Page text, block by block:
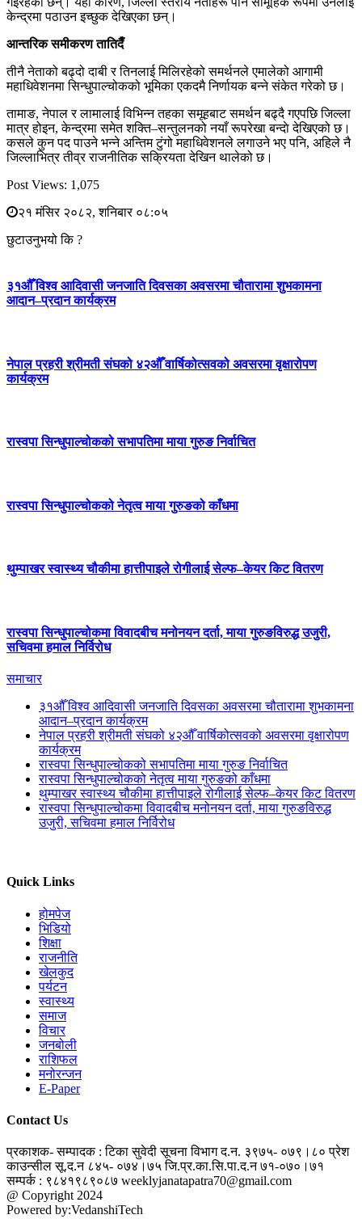
केन्द्रमा पठाउन इच्छुक देखिएका छन्।
आन्तरिक समीकरण तातिदैँ
तीनै नेताको बढ्दो दाबी र तिनलाई मिलिरहेको समर्थनले एमालेको आगामी
महाधिवेशनमा सिन्धुपाल्चोकको भूमिका एकदमै निर्णायक बन्ने संकेत गरेको छ।
तामाङ, नेपाल र लामालाई विभिन्न तहका समूहबाट समर्थन बढ्दै गएपछि जिल्ला
मात्र होइन, केन्द्रमा समेत शक्ति–सन्तुलनको नयाँ रूपरेखा बन्दाे देखिएको छ।
कसले कुन पद पाउने भन्ने अन्तिम टुंगो महाधिवेशनले लगाउने भए पनि, अहिले नै
जिल्लाभित्र तीव्र राजनीतिक सक्रियता देखिन थालेको छ।
Post Views: 1,075
२१ मंसिर २०८२, शनिबार ०८:०५
छुटाउनुभयो कि ?
३१औँ विश्व आदिवासी जनजाति दिवसका अवसरमा चौतारामा शुभकामना
आदान–प्रदान कार्यक्रम
नेपाल प्रहरी श्रीमती संघको ४२औँ वार्षिकोत्सवको अवसरमा वृक्षारोपण
कार्यक्रम
रास्वपा सिन्धुपाल्चोकको सभापतिमा माया गुरुङ निर्वाचित
रास्वपा सिन्धुपाल्चोकको नेतृत्व माया गुरुङको काँधमा
थुम्पाखर स्वास्थ्य चौकीमा हात्तीपाइले रोगीलाई सेल्फ–केयर किट वितरण
रास्वपा सिन्धुपाल्चोकमा विवादबीच मनोनयन दर्ता, माया गुरुङविरुद्ध उजुरी,
सचिवमा हमाल निर्विरोध
समाचार
३१औँ विश्व आदिवासी जनजाति दिवसका अवसरमा चौतारामा शुभकामना
आदान–प्रदान कार्यक्रम
नेपाल प्रहरी श्रीमती संघको ४२औँ वार्षिकोत्सवको अवसरमा वृक्षारोपण
कार्यक्रम
रास्वपा सिन्धुपाल्चोकको सभापतिमा माया गुरुङ निर्वाचित
रास्वपा सिन्धुपाल्चोकको नेतृत्व माया गुरुङको काँधमा
थुम्पाखर स्वास्थ्य चौकीमा हात्तीपाइले रोगीलाई सेल्फ–केयर किट वितरण
रास्वपा सिन्धुपाल्चोकमा विवादबीच मनोनयन दर्ता, माया गुरुङविरुद्ध
उजुरी, सचिवमा हमाल निर्विरोध
Quick Links
होमपेज
भिडियो
शिक्षा
राजनीति
खेलकुद
पर्यटन
स्वास्थ्य
समाज
विचार
जनबोली
राशिफल
मनोरन्जन
E-Paper
Contact Us
प्रकाशक- सम्पादक : टिका सुवेदी सूचना विभाग द.न. ३९७५- ०७९।८० प्रेश
काउन्सील सू.द.न ८४५- ०७४।७५ जि.प्र.का.सि.पा.द.न ७१-०७०।७१
सम्पर्क : ९८४१९८९०८७ weeklyjanatapatra70@gmail.com
@ Copyright 2024
Powered by:VedanshiTech